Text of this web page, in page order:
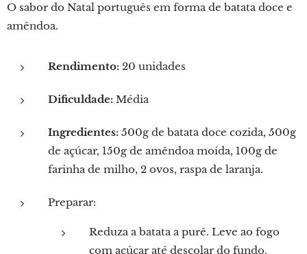
O sabor do Natal português em forma de batata doce e
amêndoa.
Rendimento: 20 unidades
Dificuldade: Média
Ingredientes: 500g de batata doce cozida, 500g
de açúcar, 150g de amêndoa moída, 100g de
farinha de milho, 2 ovos, raspa de laranja.
Preparar:
Reduza a batata a purê. Leve ao fogo
com açúcar até descolar do fundo.